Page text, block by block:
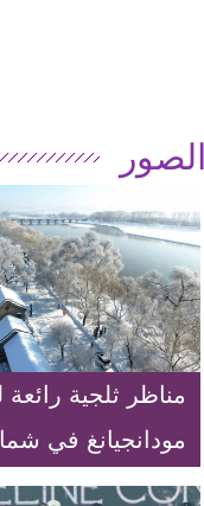
الصور
مناظر ثلجية رائعة
مودانجيانغ في
شرقي الصين